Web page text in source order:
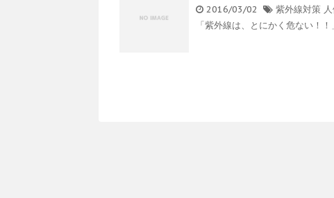
2016/03/02 紫外線対策
「紫外線は、とにかく危ない！